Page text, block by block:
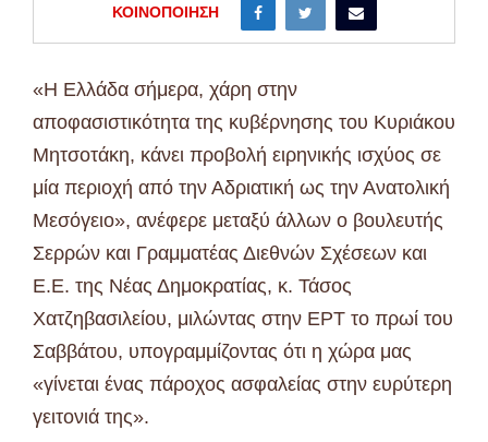
ΚΟΙΝΟΠΟΊΗΣΗ
«Η Ελλάδα σήμερα, χάρη στην
αποφασιστικότητα της κυβέρνησης του Κυριάκου
Μητσοτάκη, κάνει προβολή ειρηνικής ισχύος σε
μία περιοχή από την Αδριατική ως την Ανατολική
Μεσόγειο», ανέφερε μεταξύ άλλων ο βουλευτής
Σερρών και Γραμματέας Διεθνών Σχέσεων και
Ε.Ε. της Νέας Δημοκρατίας, κ. Τάσος
Χατζηβασιλείου, μιλώντας στην ΕΡΤ το πρωί του
Σαββάτου, υπογραμμίζοντας ότι η χώρα μας
«γίνεται ένας πάροχος ασφαλείας στην ευρύτερη
γειτονιά της».